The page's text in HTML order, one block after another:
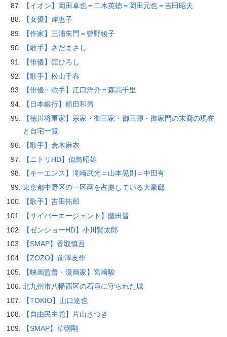
【イオン】岡田卓也＝二木英徳＝岡田元也＝吉田昭夫
【女優】岸恵子
【作家】三浦朱門＝曾野綾子
【歌手】さだまさし
【俳優】舘ひろし
【歌手】松山千春
【俳優・歌手】江口洋介＝森高千里
【日本銀行】植田和男
【徳川将軍家】宗家・御三家・御三卿・御家門の末裔の現在
と自宅一覧
【歌手】倉木麻衣
【ニトリHD】似鳥昭雄
【キーエンス】滝崎武光＝山本晃則＝中田有
東京都中野区の一区画を占拠している大豪邸
【歌手】吉田拓郎
【サイバーエージェント】藤田晋
【ゼンショーHD】小川賢太郎
【SMAP】香取慎吾
【ZOZO】前澤友作
【映画監督・漫画家】宮崎駿
北九州市八幡西区の石垣に守られた城
【TOKIO】山口達也
【自由民主党】片山さつき
【SMAP】草彅剛